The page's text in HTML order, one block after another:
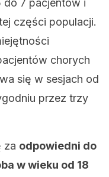
do 7 pacjentów i
części populacji.
chorych
się w sesjach od
przez trzy
za odpowiedni do
w wieku od 18